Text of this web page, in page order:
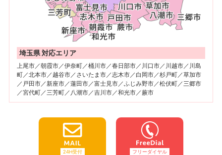
埼玉県 対応エリア
上尾市／朝霞市／伊奈町／桶川市／春日部市／川口市／川越市／川島
町／北本市／越谷市／さいたま市／志木市／白岡市／杉戸町／草加市
／戸田市／新座市／蓮田市／富士見市／ふじみ野市／松伏町／三郷市
／宮代町／三芳町／八潮市／吉川市／和光市／蕨市
24H受付 フリーダイヤル